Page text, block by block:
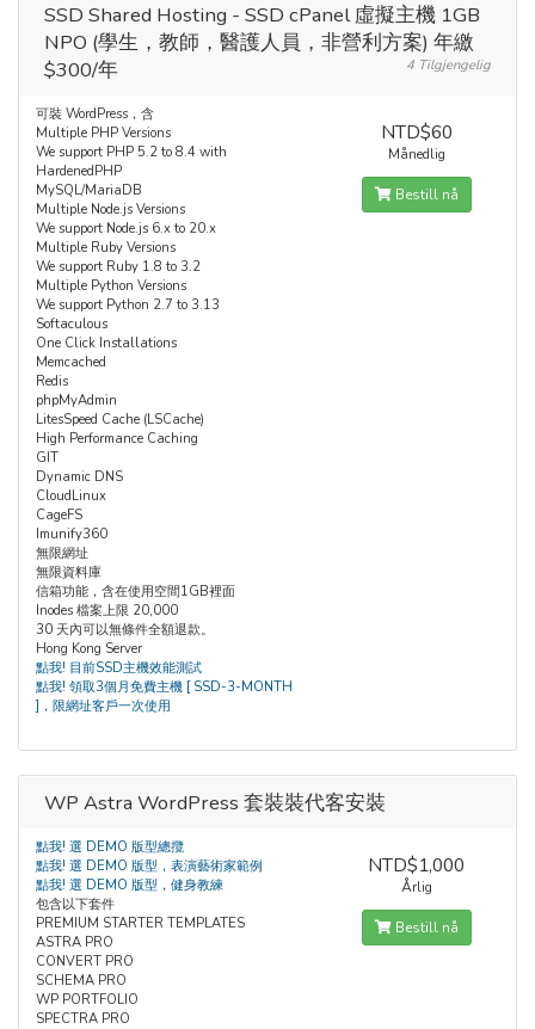
SSD Shared Hosting - SSD cPanel 虛擬主機 1GB
NPO (學生，教師，醫護人員，非營利方案) 年繳
$300/年
4 Tilgjengelig
可裝 WordPress，含
Multiple PHP Versions
We support PHP 5.2 to 8.4 with
HardenedPHP
MySQL/MariaDB
Multiple Node.js Versions
We support Node.js 6.x to 20.x
Multiple Ruby Versions
We support Ruby 1.8 to 3.2
Multiple Python Versions
We support Python 2.7 to 3.13
Softaculous
One Click Installations
Memcached
Redis
phpMyAdmin
LitesSpeed Cache (LSCache)
High Performance Caching
GIT
Dynamic DNS
CloudLinux
CageFS
Imunify360
無限網址
無限資料庫
信箱功能，含在使用空間1GB裡面
Inodes 檔案上限 20,000
30 天內可以無條件全額退款。
Hong Kong Server
點我! 目前SSD主機效能測試
點我! 領取3個月免費主機 [ SSD-3-MONTH
]，限網址客戶一次使用
NTD$60
Månedlig
Bestill nå
WP Astra WordPress 套裝裝代客安裝
點我! 選 DEMO 版型總攬
點我! 選 DEMO 版型，表演藝術家範例
點我! 選 DEMO 版型，健身教練
包含以下套件
PREMIUM STARTER TEMPLATES
ASTRA PRO
CONVERT PRO
SCHEMA PRO
WP PORTFOLIO
SPECTRA PRO
NTD$1,000
Årlig
Bestill nå